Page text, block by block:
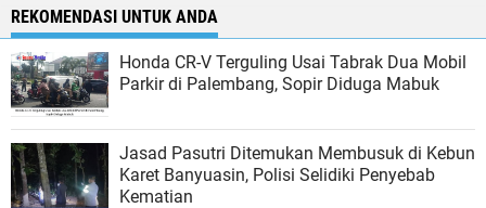
REKOMENDASI UNTUK ANDA
Honda CR-V Terguling Usai Tabrak Dua Mobil
Parkir di Palembang, Sopir Diduga Mabuk
Jasad Pasutri Ditemukan Membusuk di Kebun
Karet Banyuasin, Polisi Selidiki Penyebab
Kematian